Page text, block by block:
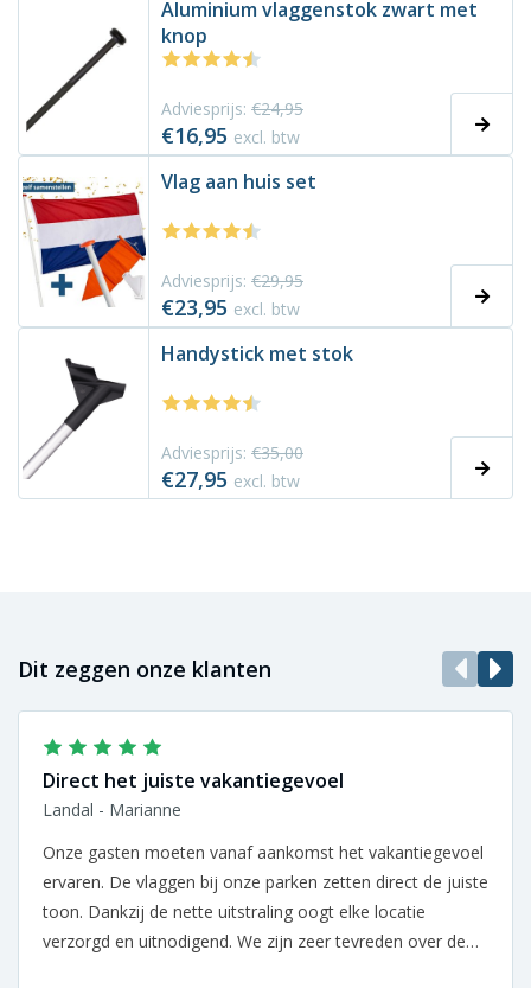
Aluminium vlaggenstok zwart met
knop
Adviesprijs: €24,95
€16,95 excl. btw
Vlag aan huis set
Adviesprijs: €29,95
€23,95 excl. btw
Handystick met stok
Adviesprijs: €35,00
€27,95 excl. btw
Dit zeggen onze klanten
Direct het juiste vakantiegevoel
Landal - Marianne
Onze gasten moeten vanaf aankomst het vakantiegevoel
ervaren. De vlaggen bij onze parken zetten direct de juiste
toon. Dankzij de nette uitstraling oogt elke locatie
verzorgd en uitnodigend. We zijn zeer tevreden over de